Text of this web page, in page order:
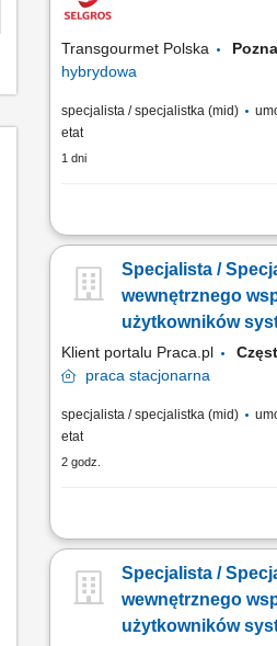
Transgourmet Polska
hybrydowa
specjalista / specjalistka (mid)
etat
1 dni
Twój zakres obowiązków praca
funkcjonowania systemów
ciągłości działania, rejestracja
systemie HelpDesk oraz
wsparcie...
Specjalista /
wewnętrznego
użytkowników
Klient portalu Praca.pl
praca stacjonarna
specjalista / specjalistka (mid)
etat
2 godz.
Wsparcie użytkowników w
oraz usuwanie awarii urządzeń IT.
oprogramowania. Konfiguracja oraz
komputerowego między
funkcjonowanie infrastruktury IT.
Specjalista /
wewnętrznego
użytkowników